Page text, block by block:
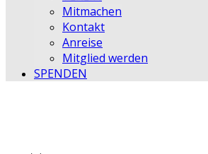
Mitmachen
Kontakt
Anreise
Mitglied werden
SPENDEN